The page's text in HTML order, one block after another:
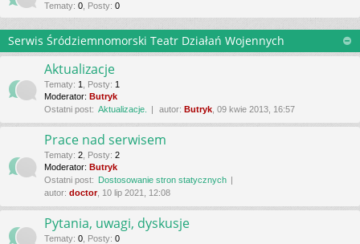
Tematy: 0 Posty: 0
Serwis Śródziemnomorski Teatr Działań Wojennych
Aktualizacje
Tematy: 1 Posty: 1
Moderator: Butryk
Ostatni post: Aktualizacje. autor: Butryk , 09 kwie 2013, 16:57
Prace nad serwisem
Tematy: 2 Posty: 2
Moderator: Butryk
Ostatni post: Dostosowanie stron statycznych
autor: doctor, 10 lip 2021, 12:08
Pytania, uwagi, dyskusje
Tematy: 0 Posty: 0